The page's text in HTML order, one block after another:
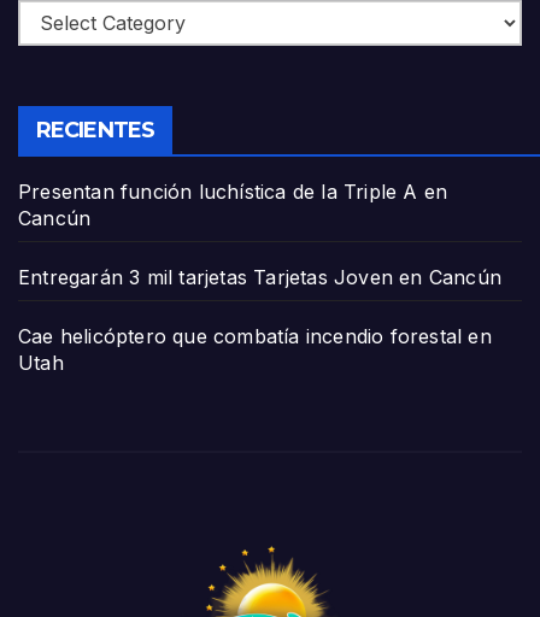
Categories
RECIENTES
Presentan función luchística de la Triple A en
Cancún
Entregarán 3 mil tarjetas Tarjetas Joven en Cancún
Cae helicóptero que combatía incendio forestal en
Utah